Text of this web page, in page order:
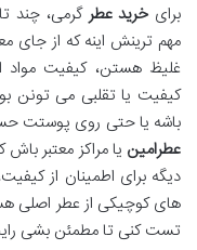
برایخرید عطرگرمی، چند
مهم ترینش اینه که از
غلیظ هستن، کیفیت مواد
کیفیت یا تقلبی می تونن
باشه یا حتی روی پوستت
عطرامین یا مراکز معتبر
دیگه برای اطمینان از
های کوچیکی از عطر اصلی
تست کنی تا مطمئن بشی